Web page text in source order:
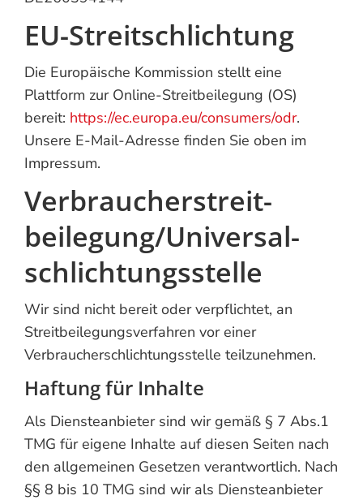
EU-Streitschlichtung
Die Europäische Kommission stellt eine
Plattform zur Online-Streitbeilegung (OS)
bereit: https://ec.europa.eu/consumers/odr.
Unsere E-Mail-Adresse finden Sie oben im
Impressum.
Verbraucher­streit­
beilegung/Universal­
schlichtungs­stelle
Wir sind nicht bereit oder verpflichtet, an
Streitbeilegungsverfahren vor einer
Verbraucherschlichtungsstelle teilzunehmen.
Haftung für Inhalte
Als Diensteanbieter sind wir gemäß § 7 Abs.1
TMG für eigene Inhalte auf diesen Seiten nach
den allgemeinen Gesetzen verantwortlich. Nach
§§ 8 bis 10 TMG sind wir als Diensteanbieter